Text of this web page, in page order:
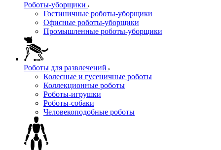
Роботы-уборщики
Гостиничные роботы-уборщики
Офисные роботы-уборщики
Промышленные роботы-уборщики
Роботы для развлечений
Колесные и гусеничные роботы
Коллекционные роботы
Роботы-игрушки
Роботы-собаки
Человекоподобные роботы